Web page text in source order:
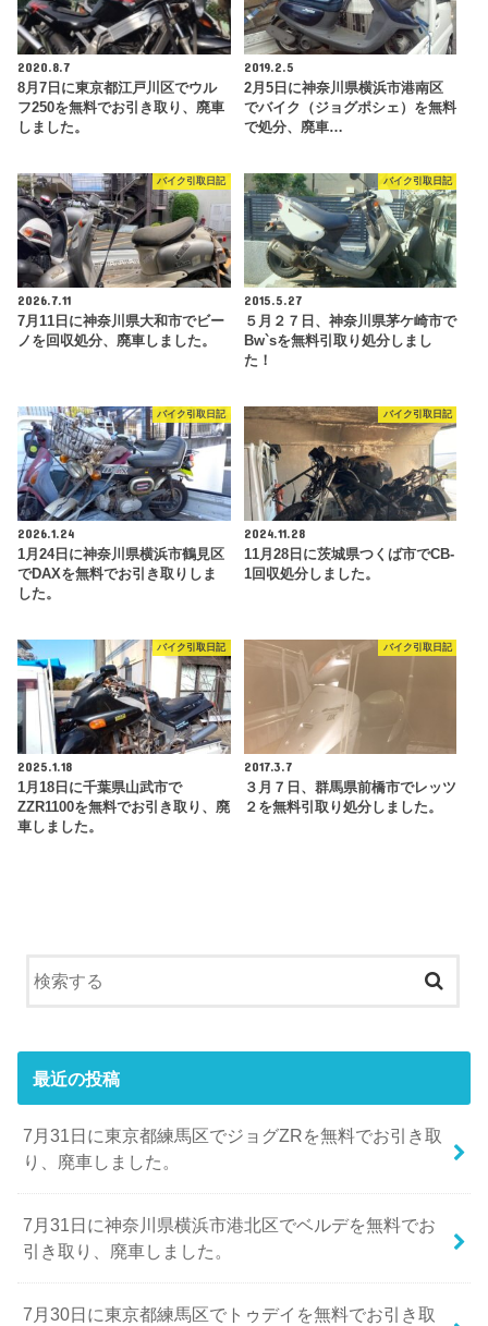
2020.8.7
8月7日に東京都江戸川区でウル
フ250を無料でお引き取り、廃車
しました。
2019.2.5
2月5日に神奈川県横浜市港南区
でバイク（ジョグポシェ）を無料
で処分、廃車…
バイク引取日記
2026.7.11
7月11日に神奈川県大和市でビー
ノを回収処分、廃車しました。
バイク引取日記
2015.5.27
５月２７日、神奈川県茅ケ崎市で
Bw`sを無料引取り処分しまし
た！
バイク引取日記
2026.1.24
1月24日に神奈川県横浜市鶴見区
でDAXを無料でお引き取りしま
した。
バイク引取日記
2024.11.28
11月28日に茨城県つくば市でCB-
1回収処分しました。
バイク引取日記
2025.1.18
1月18日に千葉県山武市で
ZZR1100を無料でお引き取り、廃
車しました。
バイク引取日記
2017.3.7
３月７日、群馬県前橋市でレッツ
２を無料引取り処分しました。
最近の投稿
7月31日に東京都練馬区でジョグZRを無料でお引き取
り、廃車しました。
7月31日に神奈川県横浜市港北区でベルデを無料でお
引き取り、廃車しました。
7月30日に東京都練馬区でトゥデイを無料でお引き取